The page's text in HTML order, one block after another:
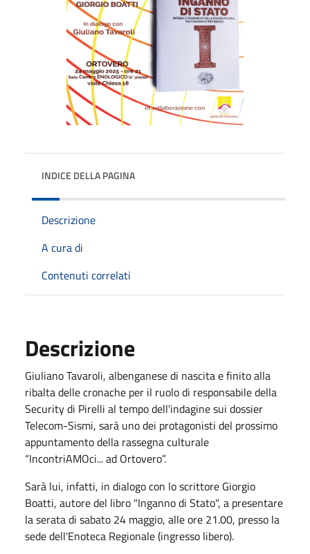
INDICE DELLA PAGINA
Descrizione
A cura di
Contenuti correlati
Descrizione
Giuliano Tavaroli, albenganese di nascita e finito alla
ribalta delle cronache per il ruolo di responsabile della
Security di Pirelli al tempo dell'indagine sui dossier
Telecom-Sismi, sarà uno dei protagonisti del prossimo
appuntamento della rassegna culturale
“IncontriAMOci... ad Ortovero”.
Sarà lui, infatti, in dialogo con lo scrittore Giorgio
Boatti, autore del libro "Inganno di Stato", a presentare
la serata di sabato 24 maggio, alle ore 21.00, presso la
sede dell'Enoteca Regionale (ingresso libero).